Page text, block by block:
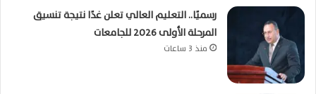
رسميًا.. التعليم العالي تعلن غدًا نتيجة تنسيق
المرحلة الأولى 2026 للجامعات
منذ 3 ساعات